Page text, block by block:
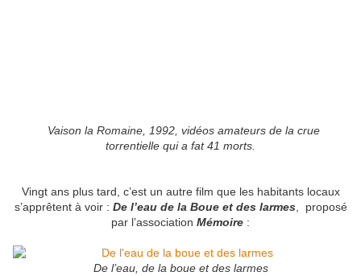
Vaison la Romaine, 1992, vidéos amateurs de la crue
torrentielle qui a fat 41 morts.
Vingt ans plus tard, c’est un autre film que les habitants locaux
s’apprêtent à voir : De l’eau de la Boue et des larmes, proposé
par l’association Mémoire :
De l’eau, de la boue et des larmes